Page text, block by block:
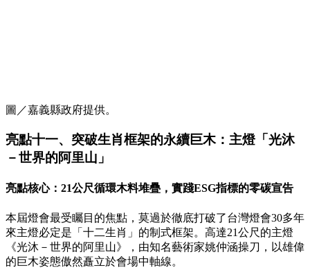
圖／嘉義縣政府提供。
亮點十一、突破生肖框架的永續巨木：主燈「光沐
－世界的阿里山」
亮點核心：21公尺循環木料堆疊，實踐ESG指標的零碳宣告
本屆燈會最受矚目的焦點，莫過於徹底打破了台灣燈會30多年
來主燈必定是「十二生肖」的制式框架。高達21公尺的主燈
《光沐－世界的阿里山》，由知名藝術家姚仲涵操刀，以雄偉
的巨木姿態傲然矗立於會場中軸線。